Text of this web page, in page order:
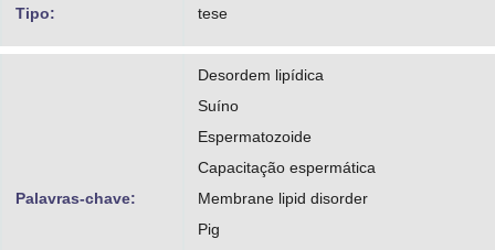
Tipo: tese
Palavras-chave:
Desordem lipídica
Suíno
Espermatozoide
Capacitação espermática
Membrane lipid disorder
Pig